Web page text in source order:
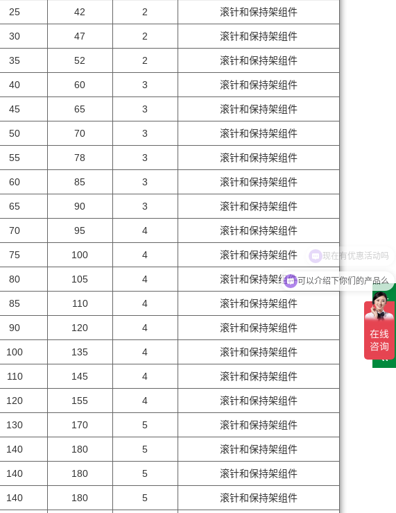
25 42 2 滚针和保持架组件
30 47 2 滚针和保持架组件
35 52 2 滚针和保持架组件
40 60 3 滚针和保持架组件
45 65 3 滚针和保持架组件
50 70 3 滚针和保持架组件
55 78 3 滚针和保持架组件
60 85 3 滚针和保持架组件
65 90 3 滚针和保持架组件
70 95 4 滚针和保持架组件
75 100 4 滚针和保持架组件
80 105 4 滚针和保持架组件
85 110 4 滚针和保持架组件
90 120 4 滚针和保持架组件
100 135 4 滚针和保持架组件
110 145 4 滚针和保持架组件
120 155 4 滚针和保持架组件
130 170 5 滚针和保持架组件
140 180 5 滚针和保持架组件
140 180 5 滚针和保持架组件
140 180 5 滚针和保持架组件
在
线
客
服
可以介绍下你们的产品么